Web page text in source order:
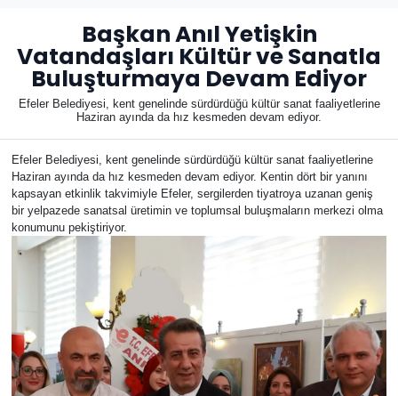
Başkan Anıl Yetişkin
Vatandaşları Kültür ve Sanatla
Buluşturmaya Devam Ediyor
Efeler Belediyesi, kent genelinde sürdürdüğü kültür sanat faaliyetlerine
Haziran ayında da hız kesmeden devam ediyor.
Efeler Belediyesi, kent genelinde sürdürdüğü kültür sanat faaliyetlerine
Haziran ayında da hız kesmeden devam ediyor. Kentin dört bir yanını
kapsayan etkinlik takvimiyle Efeler, sergilerden tiyatroya uzanan geniş
bir yelpazede sanatsal üretimin ve toplumsal buluşmaların merkezi olma
konumunu pekiştiriyor.